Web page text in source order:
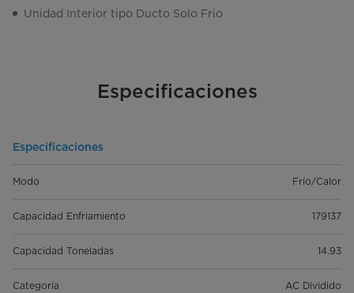
Unidad Interior tipo Ducto Solo Frio
Especificaciones
Especificaciones
Modo Frío/Calor
Capacidad Enfriamiento 179137
Capacidad Toneladas 14.93
Categoría AC Dividido